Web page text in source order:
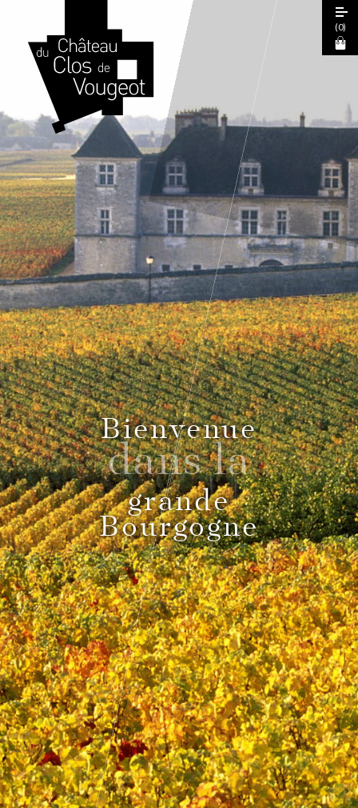
Journées Européennes du Patrimoine
2026
Visite Guidée 2026
Visite Libre
Expérience Sensorielle Cœur de Climats
La Table de Léonce
Pass Bourgogne Spirituelle
Le Comptoir du Bénaton
Mariages
Réceptions, cocktails & événements
professionnels
(0)
Bienvenue
dans la
grande
Bourgogne